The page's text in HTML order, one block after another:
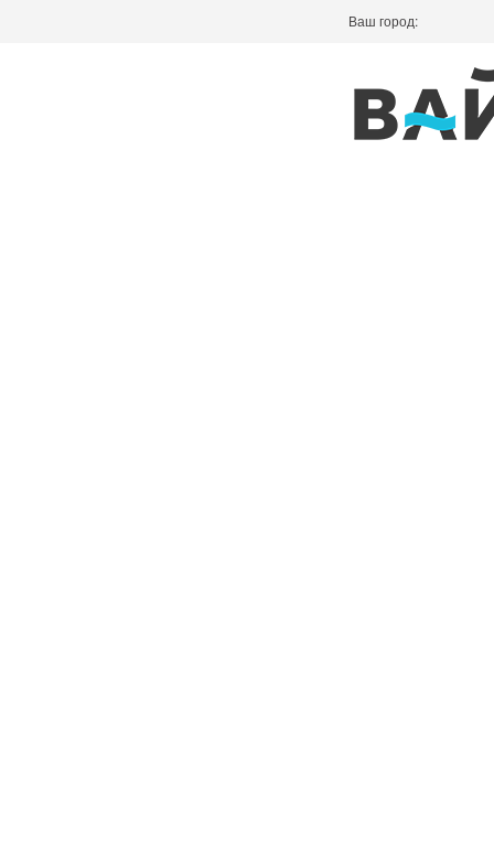
Ваш город: